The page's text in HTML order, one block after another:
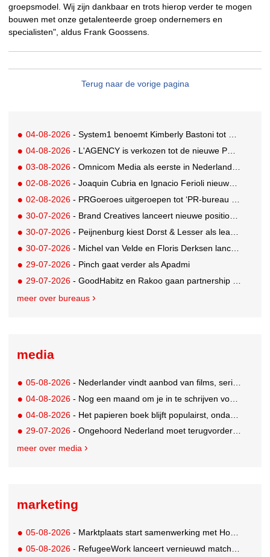
groepsmodel. Wij zijn dankbaar en trots hierop verder te mogen
bouwen met onze getalenteerde groep ondernemers en
specialisten", aldus Frank Goossens.
Terug naar de vorige pagina
04-08-2026 - System1 benoemt Kimberly Bastoni tot Gobal Chief Commercial Officer
04-08-2026 - L'AGENCY is verkozen tot de nieuwe PR-partner van KoRo
03-08-2026 - Omnicom Media als eerste in Nederland actief met advertenties in ChatGPT
02-08-2026 - Joaquin Cubria en Ignacio Ferioli nieuwe Global CCO’s GUT, Renata Neumann Global Head of Production
02-08-2026 - PRGoeroes uitgeroepen tot ‘PR-bureau van het jaar 2026’
30-07-2026 - Brand Creatives lanceert nieuwe positionering: Create to Celebrate
30-07-2026 - Peijnenburg kiest Dorst & Lesser als lead social agency
30-07-2026 - Michel van Velde en Floris Derksen lanceren I.C.Y. group: drie specialistische bureaus, één visie op groei
29-07-2026 - Pinch gaat verder als Apadmi
29-07-2026 - GoodHabitz en Rakoo gaan partnership aan voor geïntegreerde talentontwikkeling
meer over bureaus
media
05-08-2026 - Nederlander vindt aanbod van films, series en sport vaak versnipperd
04-08-2026 - Nog een maand om je in te schrijven voor de Mercurs 2026
04-08-2026 - Het papieren boek blijft populairst, ondanks digitale alternatieven
29-07-2026 - Ongehoord Nederland moet terugvordering betalen aan Commissariaat voor de Media
meer over media
marketing
05-08-2026 - Marktplaats start samenwerking met House of Cars
05-08-2026 - RefugeeWork lanceert vernieuwd matchingplatform voor nieuwkomers en werkgevers